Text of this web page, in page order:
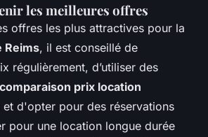
les meilleures offres
offres les plus attractives pour la
Reims, il est conseillé de
régulièrement, d’utiliser des
comparaison prix location
et d'opter pour des réservations
pour une location longue durée